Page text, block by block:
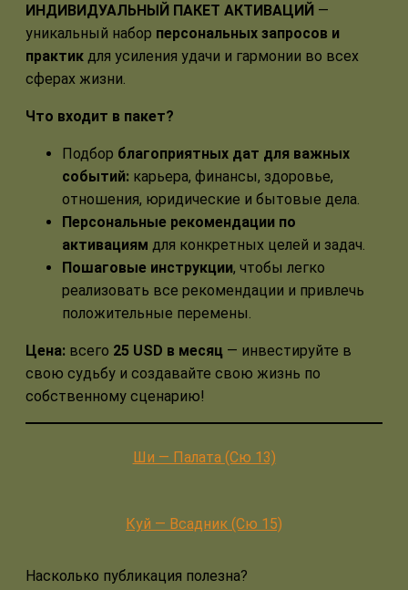
ИНДИВИДУАЛЬНЫЙ ПАКЕТ АКТИВАЦИЙ —
уникальный набор персональных запросов и
практик для усиления удачи и гармонии во всех
сферах жизни.
Что входит в пакет?
Подбор благоприятных дат для важных
событий: карьера, финансы, здоровье,
отношения, юридические и бытовые дела.
Персональные рекомендации по
активациям для конкретных целей и задач.
Пошаговые инструкции, чтобы легко
реализовать все рекомендации и привлечь
положительные перемены.
Цена: всего 25 USD в месяц — инвестируйте в
свою судьбу и создавайте свою жизнь по
собственному сценарию!
Ши — Палата (Сю 13)
Куй — Всадник (Сю 15)
Насколько публикация полезна?